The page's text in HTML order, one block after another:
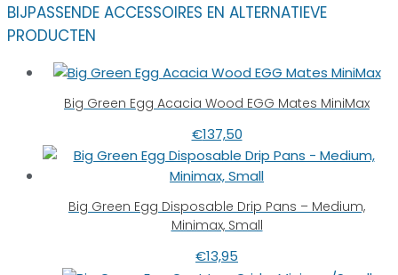
BIJPASSENDE ACCESSOIRES EN ALTERNATIEVE
PRODUCTEN
Big Green Egg Acacia Wood EGG Mates MiniMax
€137,50
Big Green Egg Disposable Drip Pans – Medium,
Minimax, Small
€13,95